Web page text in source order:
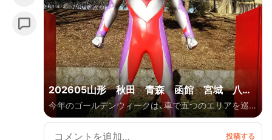
202605山形 秋田 青森 函館 宮城 八泊
九日
今年のゴールデンウィークは、車で五つのエリアを巡り
ました。残念だったのは、どこも桜の時期を過ぎてしま
っていたこと。次回は、ドンピシャの時期を狙いたいと